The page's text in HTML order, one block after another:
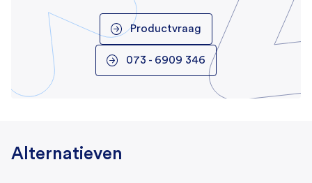
Deksel/deur vergrendeling
Deur met omkeerbare opening
Digitale display, Digitale thermostaat
Productvraag
073 - 6909 346
Alternatieven